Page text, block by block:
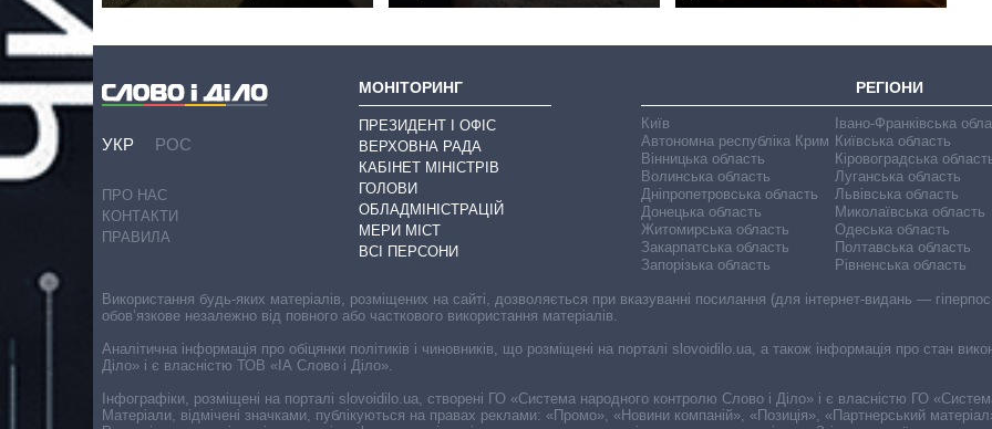
УКР РОС
ПРО НАС
КОНТАКТИ
ПРАВИЛА
МОНІТОРИНГ
ПРЕЗИДЕНТ І ОФІС
ВЕРХОВНА РАДА
КАБІНЕТ МІНІСТРІВ
ГОЛОВИ
ОБЛАДМІНІСТРАЦІЙ
МЕРИ МІСТ
ВСІ ПЕРСОНИ
РЕГІОНИ
Київ
Автономна республіка Крим
Вінницька область
Волинська область
Дніпропетровська область
Донецька область
Житомирська область
Закарпатська область
Запорізька область
Івано-Франківська
Київська область
Кіровоградська
Луганська область
Львівська область
Миколаївська область
Одеська область
Полтавська область
Рівненська область
Використання будь-яких матеріалів, розміщених на сайті, дозволяється при вказуванні посилання (для інтернет-видань —
обов’язкове незалежно від повного або часткового використання матеріалів.
Аналітична інформація про обіцянки політиків і чиновників, що розміщені на порталі slovoidilo.ua, а також інформація про стан
Діло» і є власністю ТОВ «ІА Слово і Діло».
Інфографіки, розміщені на порталі slovoidilo.ua, створені ГО «Система народного контролю Слово і Діло» і є власністю ГО
Матеріали, відмічені значками, публікуються на правах реклами: «Промо», «Новини компаній», «Позиція», «Партнерський